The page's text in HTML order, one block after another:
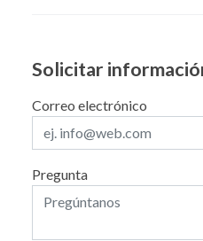
Solicitar
Correo electrónico
Pregunta